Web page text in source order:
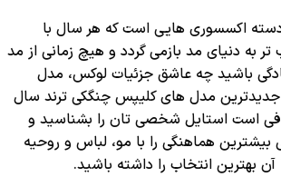
اکسسوری ‌هایی است که هر سال با
به دنیای مد بازمی ‌گردد و هیچ زمانی از مد
باشید چه عاشق جزئیات لوکس، مدل
مدل‌ های کلیپس چنگکی ترند سال
است استایل شخصی ‌تان را بشناسید و
بیشترین هماهنگی را با مو، لباس و روحیه
بهترین انتخاب را داشته باشید.